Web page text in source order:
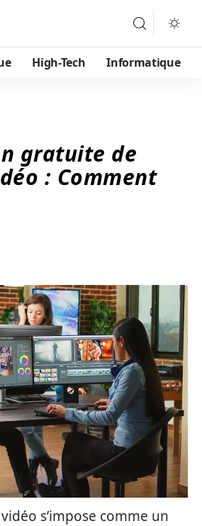
High-Tech Informatique
gratuite de
: Comment
s’impose comme un